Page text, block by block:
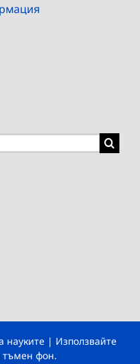
науките | Използвайте
тъмен фон.